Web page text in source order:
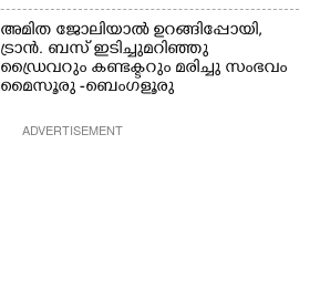
അമിത ജോലിയാൽ ഉറങ്ങിപ്പോയി,
ട്രാൻ. ബസ് ഇടിച്ചുമറിഞ്ഞു
ഡ്രൈവറും കണ്ടക്ടറും മരിച്ചു സംഭവം
മൈസൂരു -ബെംഗളൂരു
നാലു പേരുടെ നില ഗുരുതരം
ADVERTISEMENT